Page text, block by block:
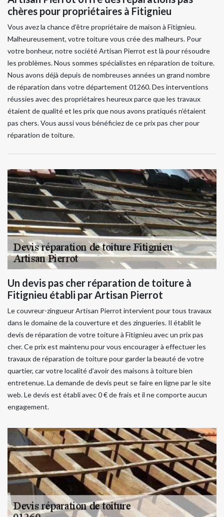
chères pour propriétaires à Fitignieu
Vous avez la chance d’être propriétaire de maison à Fitignieu.
Malheureusement, votre toiture vous crée des malheurs. Pour
votre bonheur, notre société Artisan Pierrot est là pour résoudre
les problèmes. Nous sommes spécialistes en réparation de toiture.
Nous avons déjà depuis de nombreuses années un grand nombre
de réparation dans votre département 01260. Des interventions
réussies avec des propriétaires heureux parce que les travaux
étaient de qualité et les prix que nous avons pratiqués n’étaient
pas chers. Vous aussi vous bénéficiez de ce prix pas cher pour
réparation de toiture.
Un devis pas cher réparation de toiture à
Fitignieu établi par Artisan Pierrot
Le couvreur-zingueur Artisan Pierrot intervient pour tous travaux
dans le domaine de la couverture et des zingueries. Il établit le
devis de réparation de votre toiture à Fitignieu avec un prix pas
cher. Ce prix est maintenu pour vous encourager à effectuer les
travaux de réparation de toiture pour garder la beauté de votre
quartier, car votre localité d’avoir des maisons à toiture bien
entretenue. La demande de devis peut se faire en ligne par le site
web. Le devis est établi avec 0 € de frais et il ne comporte aucun
engagement.